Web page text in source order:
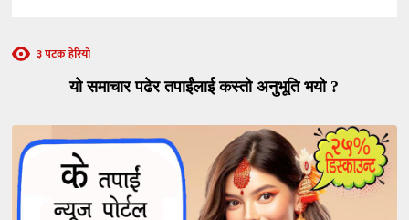
३ पटक हेरियो
यो समाचार पढेर तपाईंलाई कस्तो अनुभूति भयो ?